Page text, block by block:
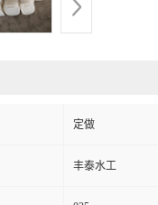
定做
丰泰水工